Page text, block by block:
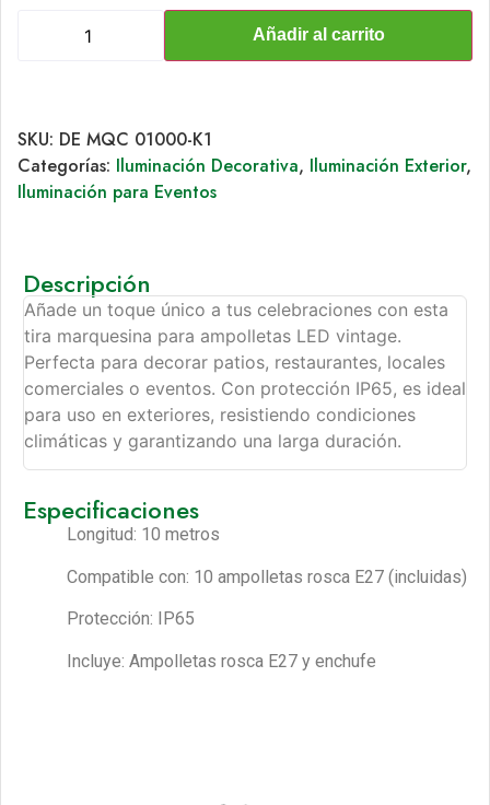
Añadir al carrito
SKU: DE MQC 01000-K1
Categorías: Iluminación Decorativa, Iluminación Exterior,
Iluminación para Eventos
Descripción
Añade un toque único a tus celebraciones con esta
tira marquesina para ampolletas LED vintage.
Perfecta para decorar patios, restaurantes, locales
comerciales o eventos. Con protección IP65, es ideal
para uso en exteriores, resistiendo condiciones
climáticas y garantizando una larga duración.
Especificaciones
Longitud: 10 metros
Compatible con: 10 ampolletas rosca E27 (incluidas)
Protección: IP65
Incluye: Ampolletas rosca E27 y enchufe